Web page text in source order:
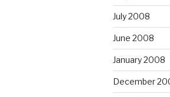
July 2008
June 2008
January 2008
December